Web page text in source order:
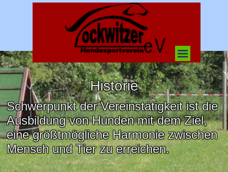
Direkt zum Seiteninhalt
Menü überspringen
Historie
Schwerpunkt der Vereinstätigkeit ist die
Ausbildung von Hunden mit dem Ziel,
eine größtmögliche Harmonie zwischen
Mensch und Tier zu erreichen.